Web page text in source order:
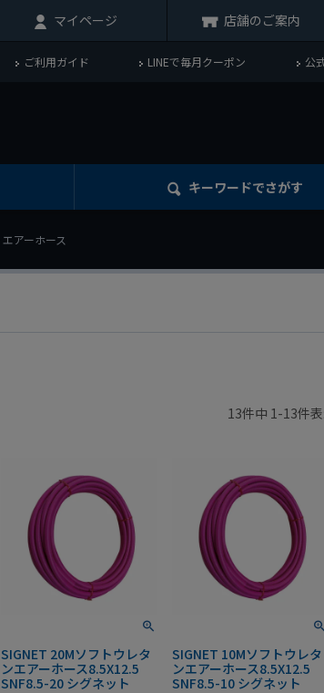
マイページ 店舗のご案内
ご利用ガイド LINEで毎月クーポン 公
キーワードでさがす
エアーホース
13件中 1-13件
SIGNET 20Mソフトウレタ
ンエアーホース8.5X12.5
SNF8.5-20 シグネット
SIGNET 10Mソフトウレタ
ンエアーホース8.5X12.5
SNF8.5-10 シグネット